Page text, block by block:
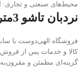
محیط‌های صنعتی و تجاری:
نردبان تاشو 3متری استرانگ(2تکه)
فروشگاه الهی‌دوست با
کالا و خدمات پس از فروش
گزینه‌ای مطمئن و